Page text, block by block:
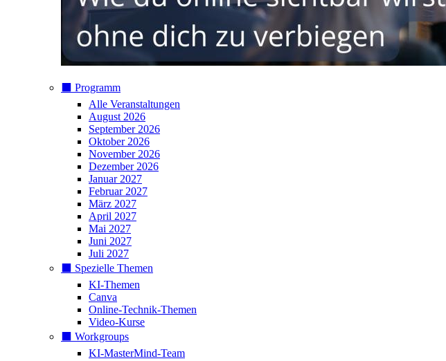
⬛️ Programm
Alle Veranstaltungen
August 2026
September 2026
Oktober 2026
November 2026
Dezember 2026
Januar 2027
Februar 2027
März 2027
April 2027
Mai 2027
Juni 2027
Juli 2027
⬛️ Spezielle Themen
KI-Themen
Canva
Online-Technik-Themen
Video-Kurse
⬛️ Workgroups
KI-MasterMind-Team